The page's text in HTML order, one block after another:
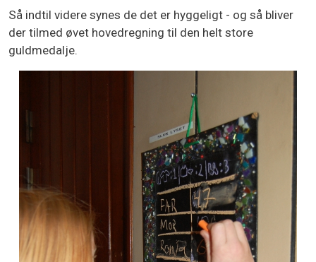
Så indtil videre synes de det er hyggeligt - og så bliver
der tilmed øvet hovedregning til den helt store
guldmedalje.